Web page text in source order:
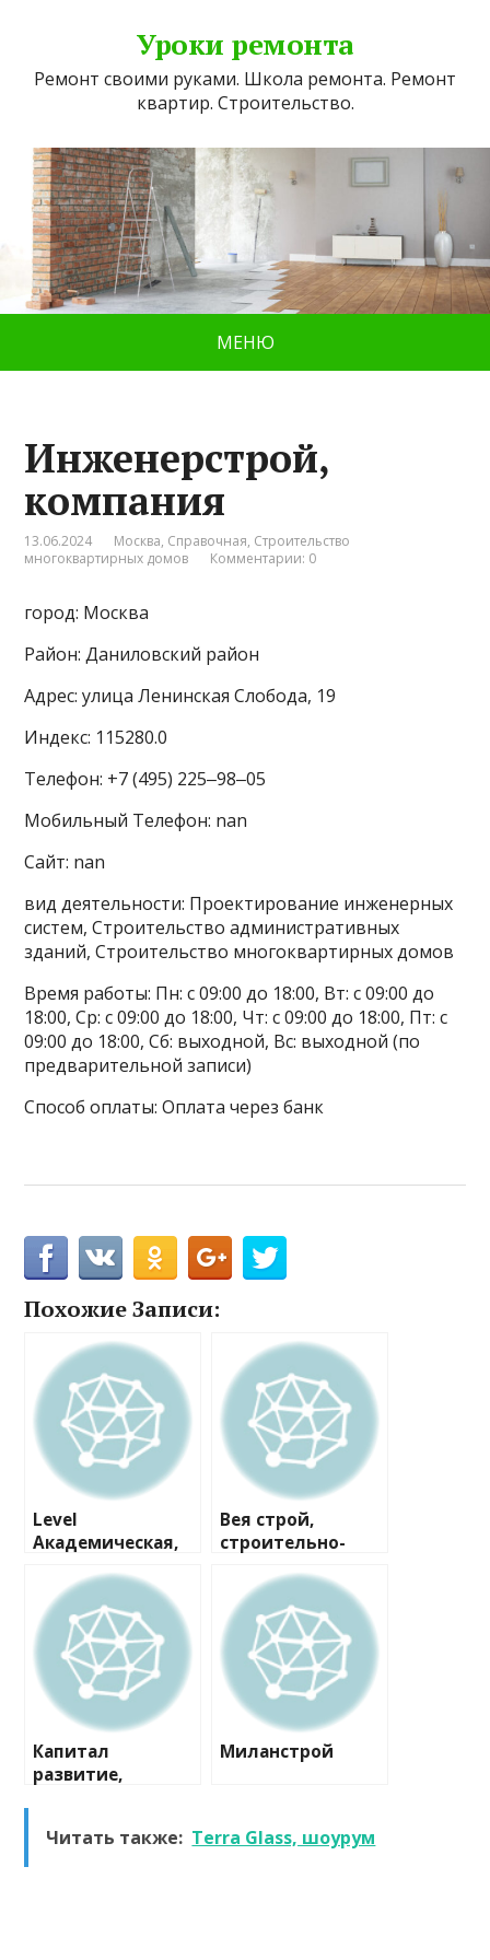
Уроки ремонта
Ремонт своими руками. Школа ремонта. Ремонт
квартир. Строительство.
МЕНЮ
Инженерстрой,
компания
13.06.2024 Москва, Справочная, Строительство
многоквартирных домов
Комментарии: 0
город: Москва
Район: Даниловский район
Адрес: улица Ленинская Слобода, 19
Индекс: 115280.0
Телефон: +7 (495) 225‒98‒05
Мобильный Телефон: nan
Сайт: nan
вид деятельности: Проектирование инженерных
систем, Строительство административных
зданий, Строительство многоквартирных домов
Время работы: Пн: с 09:00 до 18:00, Вт: с 09:00 до
18:00, Ср: с 09:00 до 18:00, Чт: с 09:00 до 18:00, Пт: с
09:00 до 18:00, Сб: выходной, Вс: выходной (по
предварительной записи)
Способ оплаты: Оплата через банк
Похожие Записи:
Level
Академическая,
Вея строй,
строительно-
компания
Капитал
развитие,
Миланстрой
Читать также: Terra Glass, шоурум